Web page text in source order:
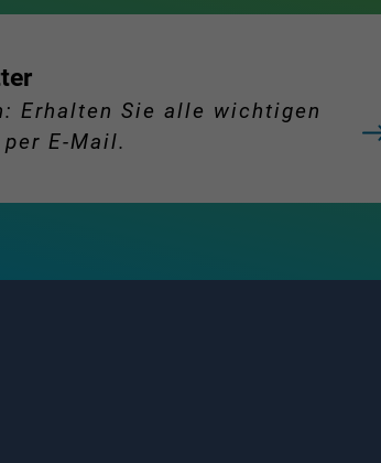
Erhalten Sie alle wichtigen
E-Mail.